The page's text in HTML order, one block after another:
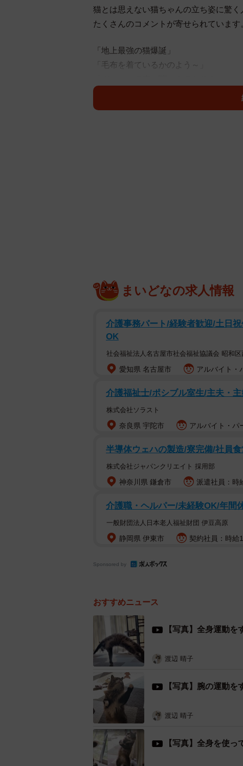
猫とは思えない猫ちゃんの立ち姿に驚
たくさんのコメントが寄せられています
「地上最強の猫爆誕」
「毛布を着ているかのよう～」
「タヌキの着ぐるみを着た猫のロッケ君
真のような立ち姿になるのでしょう？
背筋ピーンと二足歩行をするモフ
二足歩行のモフモフ猫･･･実は、
――猫背を忘れてしまうほど背筋ピーン
えました！ ロッケくんはいったい何を
「猫じゃらしで遊んでいるところです」
まいどなの求人情報
介護事務パート/経験者歓迎/土日
OK
社会福祉法人名古屋市社会福祉協議会 昭和
愛知県 名古屋市 アルバイト・
介護福祉士/ポシブル室生/主夫・
株式会社ソラスト
奈良県 宇陀市 アルバイト・パ
半導体ウェハの製造/寮完備/社員
株式会社ジャパンクリエイト 採用部
神奈川県 鎌倉市 派遣社員：時
介護職・ヘルパー/未経験OK/年間
一般財団法人日本老人福祉財団 伊豆高原
静岡県 伊東市 契約社員：時給
Sponsored by
おすすめニュース
【写真】全身運動を
渡辺 晴子
【写真】腕の運動を
渡辺 晴子
【写真】全身を使